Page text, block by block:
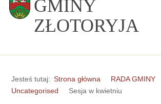
GMINY
ZŁOTORYJA
Jesteś tutaj: Strona główna
RADA GMINY
Uncategorised
Sesja w kwietniu